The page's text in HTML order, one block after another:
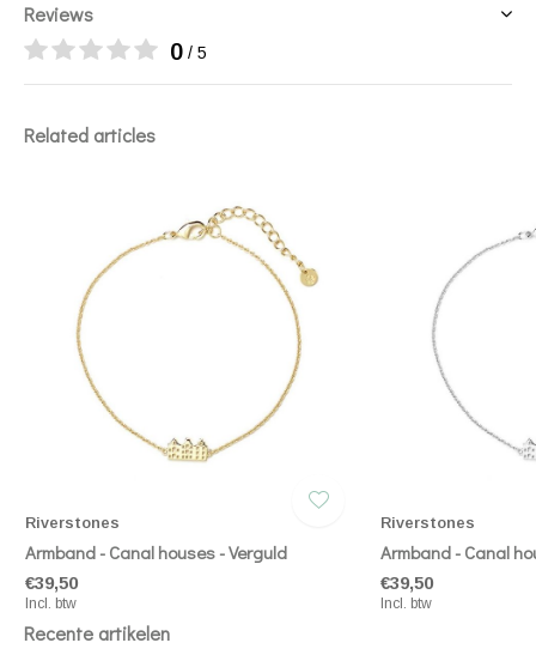
Reviews
0 / 5
Related articles
Riverstones
Armband - Canal houses - Verguld
€39,50
Incl. btw
Riverstones
Armband - Canal
€39,50
Incl. btw
Recente artikelen